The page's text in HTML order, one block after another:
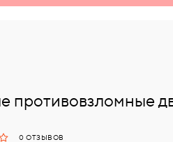
противовзломные
0 ОТЗЫВОВ